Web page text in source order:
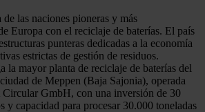
de las naciones pioneras y más
Europa con el reciclaje de baterías. El país
punteras dedicadas a la economía
estrictas de gestión de residuos.
la mayor planta de reciclaje de baterías del
de Meppen (Baja Sajonia), operada
GmbH, con una inversión de 30
y capacidad para procesar 30.000 toneladas